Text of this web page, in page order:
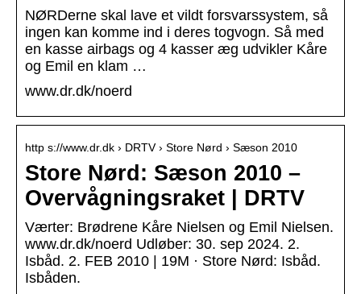
NØRDerne skal lave et vildt forsvarssystem, så
ingen kan komme ind i deres togvogn. Så med
en kasse airbags og 4 kasser æg udvikler Kåre
og Emil en klam …
www.dr.dk/noerd
http s://www.dr.dk › DRTV › Store Nørd › Sæson 2010
Store Nørd: Sæson 2010 –
Overvågningsraket | DRTV
Værter: Brødrene Kåre Nielsen og Emil Nielsen.
www.dr.dk/noerd Udløber: 30. sep 2024. 2.
Isbåd. 2. FEB 2010 | 19M · Store Nørd: Isbåd.
Isbåden.